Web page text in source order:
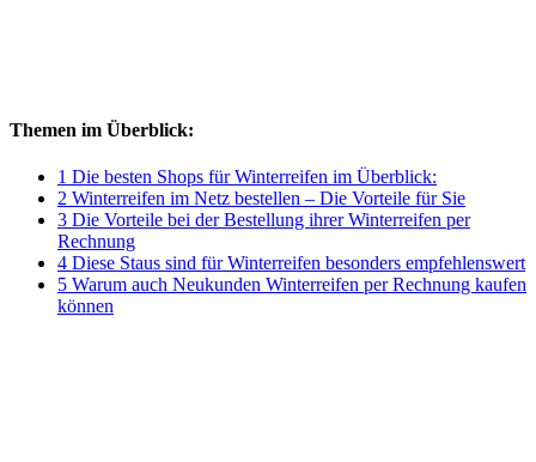
Themen im Überblick:
1 Die besten Shops für Winterreifen im Überblick:
2 Winterreifen im Netz bestellen – Die Vorteile für Sie
3 Die Vorteile bei der Bestellung ihrer Winterreifen per
Rechnung
4 Diese Staus sind für Winterreifen besonders empfehlenswert
5 Warum auch Neukunden Winterreifen per Rechnung kaufen
können